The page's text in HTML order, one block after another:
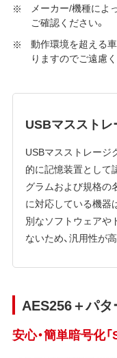
メーカー/機種によ
ご確認ください。
動作環境を超える
りますのでご遠慮く
USBマススト
USBマスストレージ
的に記憶装置として
グラムおよび規格の
に対応している機器
別なソフトウェアや
ないため、汎用性が
AES256＋パ
安心・簡単暗号化